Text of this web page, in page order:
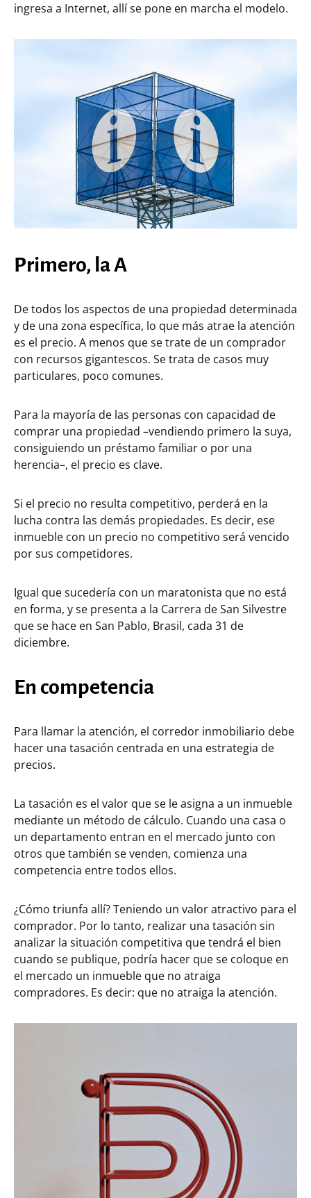
ingresa a Internet, allí se pone en marcha el modelo.
Primero, la A
De todos los aspectos de una propiedad determinada
y de una zona específica, lo que más atrae la atención
es el precio. A menos que se trate de un comprador
con recursos gigantescos. Se trata de casos muy
particulares, poco comunes.
Para la mayoría de las personas con capacidad de
comprar una propiedad –vendiendo primero la suya,
consiguiendo un préstamo familiar o por una
herencia–, el precio es clave.
Si el precio no resulta competitivo, perderá en la
lucha contra las demás propiedades. Es decir, ese
inmueble con un precio no competitivo será vencido
por sus competidores.
Igual que sucedería con un maratonista que no está
en forma, y se presenta a la Carrera de San Silvestre
que se hace en San Pablo, Brasil, cada 31 de
diciembre.
En competencia
Para llamar la atención, el corredor inmobiliario debe
hacer una tasación centrada en una estrategia de
precios.
La tasación es el valor que se le asigna a un inmueble
mediante un método de cálculo. Cuando una casa o
un departamento entran en el mercado junto con
otros que también se venden, comienza una
competencia entre todos ellos.
¿Cómo triunfa allí? Teniendo un valor atractivo para el
comprador. Por lo tanto, realizar una tasación sin
analizar la situación competitiva que tendrá el bien
cuando se publique, podría hacer que se coloque en
el mercado un inmueble que no atraiga
compradores. Es decir: que no atraiga la atención.